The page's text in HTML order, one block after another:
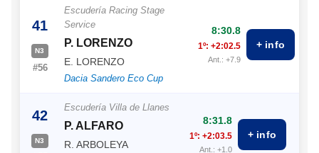
41
N3
#56
Escudería Racing Stage
Service
P. LORENZO
E. LORENZO
Dacia Sandero Eco Cup
8:30.8
1º: +2:02.5
Ant.: +7.9
+ info
42
N3
Escudería Villa de Llanes
P. ALFARO
R. ARBOLEYA
8:31.8
1º: +2:03.5
Ant.: +1.0
+ info